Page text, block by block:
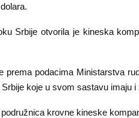
Srbije otvorila je kineska
prema podacima Ministarstva
koje u svom sastavu imaju i
krovne kineske